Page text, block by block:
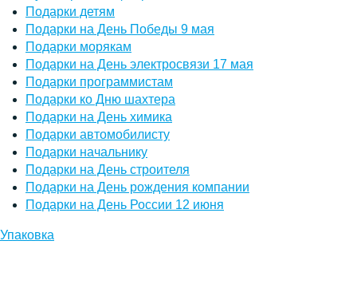
Подарки детям
Подарки на День Победы 9 мая
Подарки морякам
Подарки на День электросвязи 17 мая
Подарки программистам
Подарки ко Дню шахтера
Подарки на День химика
Подарки автомобилисту
Подарки начальнику
Подарки на День строителя
Подарки на День рождения компании
Подарки на День России 12 июня
Упаковка